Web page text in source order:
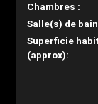
Chambres :
Salle(s) de
Superficie
(approx):